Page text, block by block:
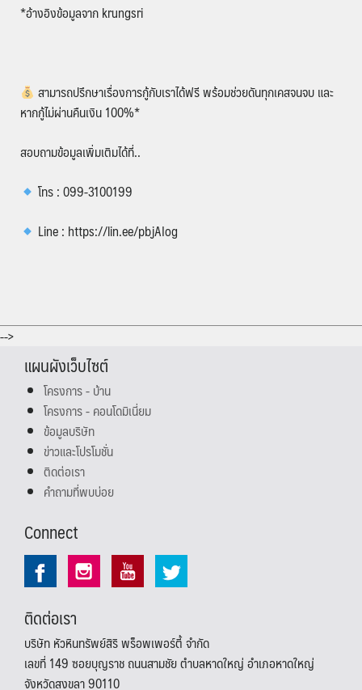
*อ้างอิงข้อมูลจาก krungsri
สามารถปรึกษาเรื่องการกู้กับเราได้ฟรี พร้อมช่วยดันทุกเคสจนจบ และ
หากกู้ไม่ผ่านคืนเงิน 100%*
สอบถามข้อมูลเพิ่มเติมได้ที่..
โทร : 099-3100199
Line : https://lin.ee/pbjAIog
-->
แผนผังเว็บไซต์
โครงการ - บ้าน
โครงการ - คอนโดมิเนี่ยม
ข้อมูลบริษัท
ข่าวและโปรโมชั่น
ติดต่อเรา
คำถามที่พบบ่อย
Connect
ติดต่อเรา
บริษัท หัวหินทรัพย์สิริ พร็อพเพอร์ตี้ จำกัด
เลขที่ 149 ซอยบุญราช ถนนสามชัย ตำบลหาดใหญ่ อำเภอหาดใหญ่
จังหวัดสงขลา 90110